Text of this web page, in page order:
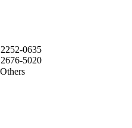
2252-0635
2676-5020
Others